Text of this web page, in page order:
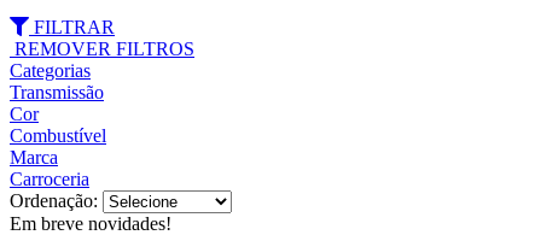
FILTRAR
REMOVER FILTROS
Categorias
Transmissão
Cor
Combustível
Marca
Carroceria
Ordenação:
Em breve novidades!